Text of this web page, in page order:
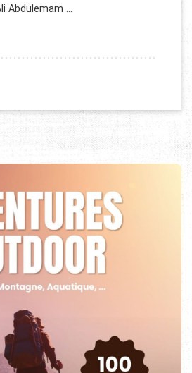
Abdulemam …
BAHREÏNI ALI ABDULEMAM